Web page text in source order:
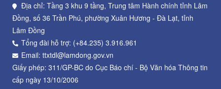
Địa chỉ: Tầng 3 khu 9 tầng, Trung tâm Hành chính tỉnh Lâm
Đồng, số 36 Trần Phú, phường Xuân Hương - Đà Lạt, tỉnh
Lâm Đồng
Tổng đài hỗ trợ: (+84.235) 3.916.961
Email: ttxtdl@lamdong.gov.vn
Giấy phép: 311/GP-BC do Cục Báo chí - Bộ Văn hóa Thông tin
cấp ngày 13/10/2006